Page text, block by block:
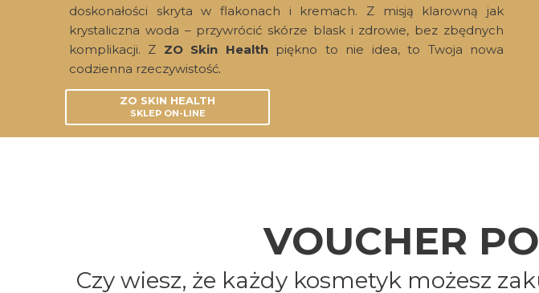
VOUCHER
Czy wiesz, że każdy kosmetyk możesz
ZO SKIN HEALTH
SKLEP ON-LINE
doskonałości skryta w flakonach i kremach. Z misją klarowną jak
krystaliczna woda – przywrócić skórze blask i zdrowie, bez zbędnych
komplikacji. Z ZO Skin Healthpiękno to nie idea, to Twoja nowa
codzienna rzeczywistość.